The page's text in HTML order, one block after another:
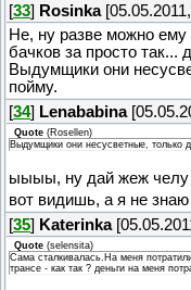
[33] Rosinka
Не, ну разве можно ему
бачков за просто так...
Выдумщики они
пойму.
[34] Lenababina
Quote (Rosellen)
Выдумщики они несусветные, только
ыыыы, ну дай жеж челу
вот видишь, а я не
[35] Katerinka
Quote (selensita)
Сама сталкивалась.На меня
трансе - как так ? деньги на меня